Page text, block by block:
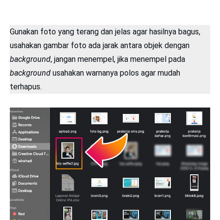
Gunakan foto yang terang dan jelas agar hasilnya bagus,
usahakan gambar foto ada jarak antara objek dengan
background, jangan menempel, jika menempel pada
background usahakan warnanya polos agar mudah
terhapus.